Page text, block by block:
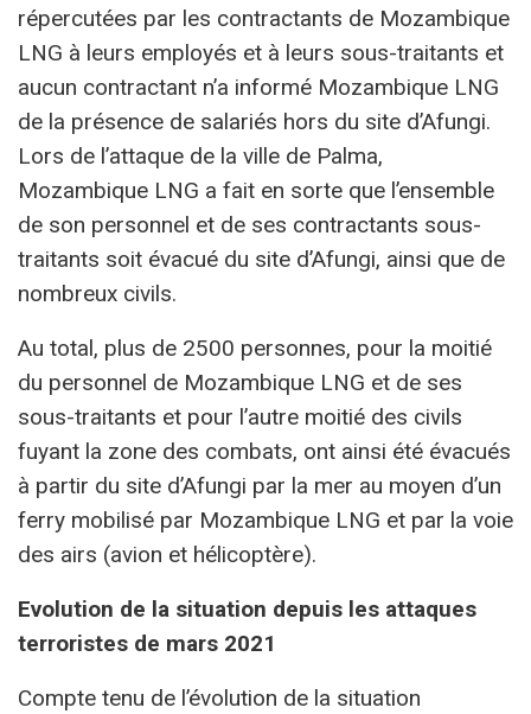
répercutées par les contractants de Mozambique
LNG à leurs employés et à leurs sous-traitants et
aucun contractant n’a informé Mozambique LNG
de la présence de salariés hors du site d’Afungi.
Lors de l’attaque de la ville de Palma,
Mozambique LNG a fait en sorte que l’ensemble
de son personnel et de ses contractants sous-
traitants soit évacué du site d’Afungi, ainsi que de
nombreux civils.
Au total, plus de 2500 personnes, pour la moitié
du personnel de Mozambique LNG et de ses
sous-traitants et pour l’autre moitié des civils
fuyant la zone des combats, ont ainsi été évacués
à partir du site d’Afungi par la mer au moyen d’un
ferry mobilisé par Mozambique LNG et par la voie
des airs (avion et hélicoptère).
Evolution de la situation depuis les attaques
terroristes de mars 2021
Compte tenu de l’évolution de la situation